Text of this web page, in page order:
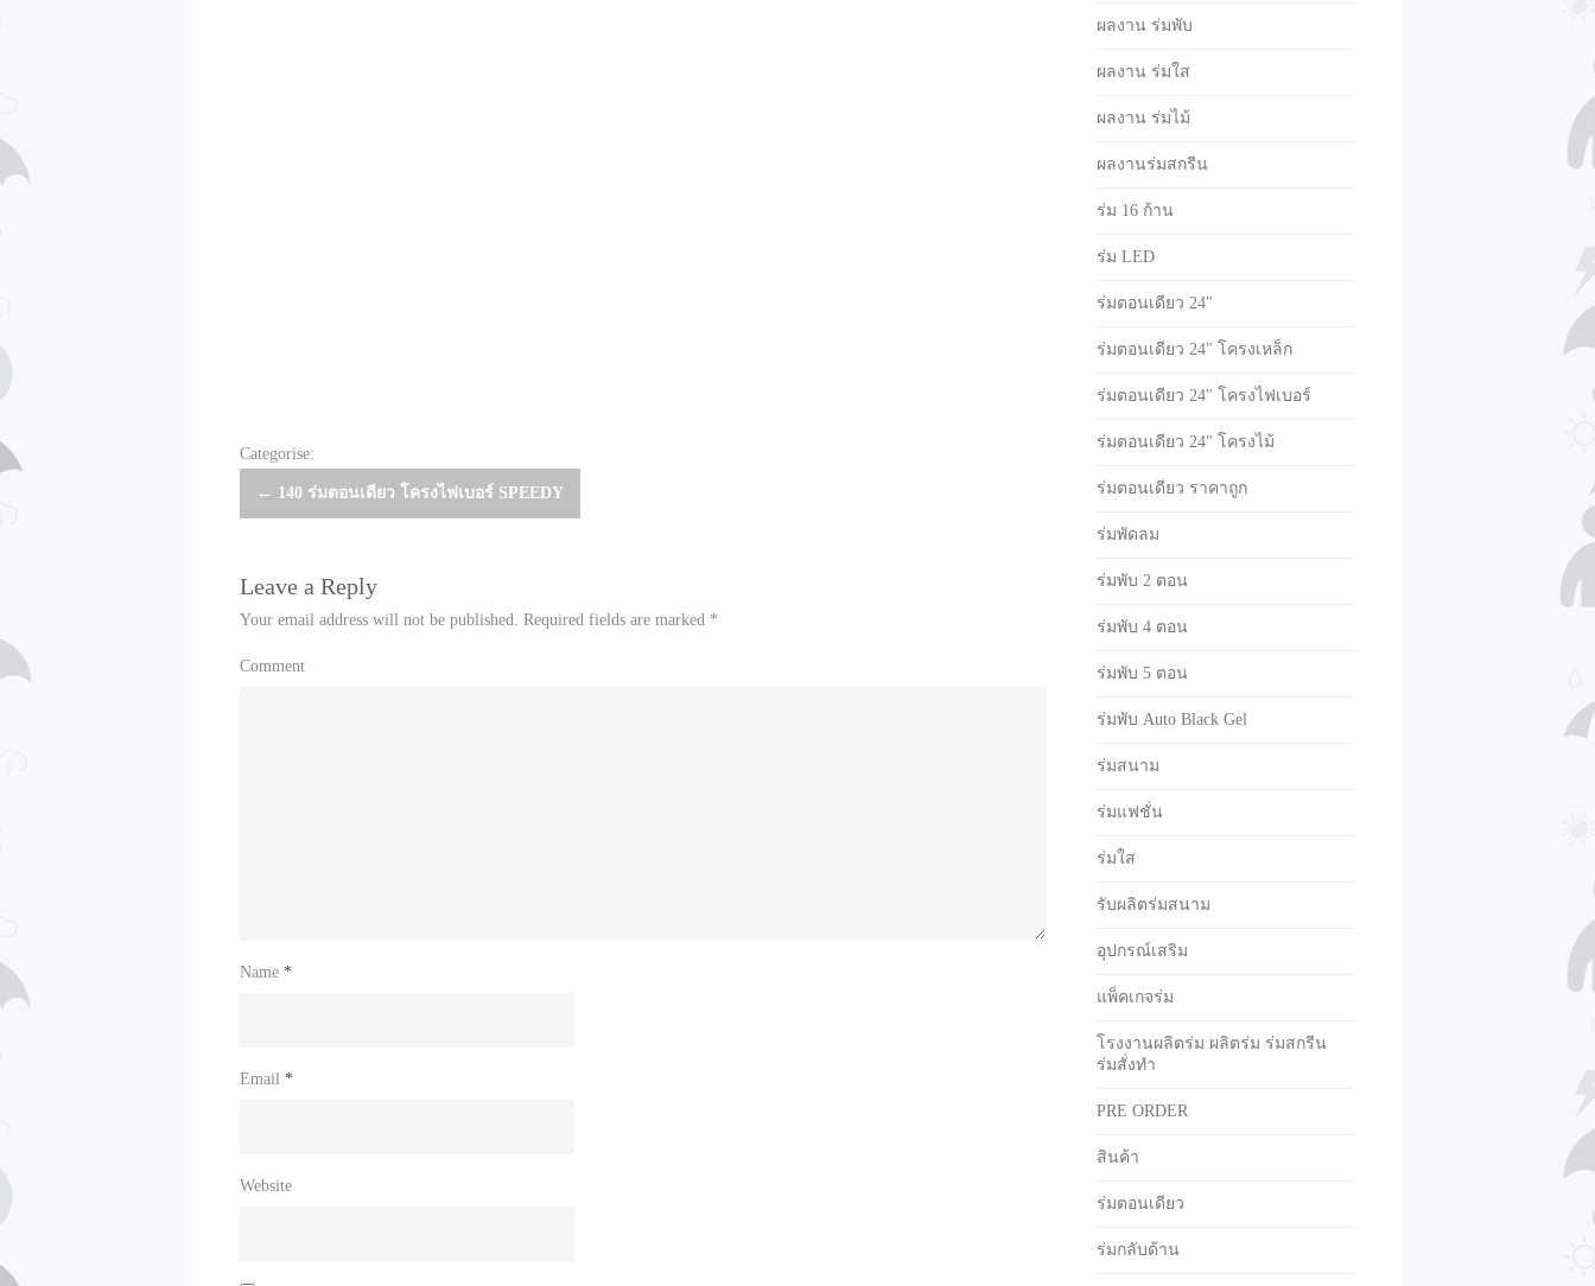
Categorise:
Post
← 140 ร่มตอนเดียว โครงไฟเบอร์ SPEEDY
Leave a Reply
Your email address will not be published. Required fields are marked *
Comment
Name *
Email *
Website
ผลงาน ร่มพับ
ผลงาน ร่มใส
ผลงาน ร่มไม้
ผลงานร่มสกรีน
ร่ม 16 ก้าน
ร่ม LED
ร่มตอนเดียว 24"
ร่มตอนเดียว 24" โครงเหล็ก
ร่มตอนเดียว 24" โครงไฟเบอร์
ร่มตอนเดียว 24" โครงไม้
ร่มตอนเดียว ราคาถูก
ร่มพัดลม
ร่มพับ 2 ตอน
ร่มพับ 4 ตอน
ร่มพับ 5 ตอน
ร่มพับ Auto Black Gel
ร่มสนาม
ร่มแฟชั่น
ร่มใส
รับผลิตร่มสนาม
อุปกรณ์เสริม
แพ็คเกจร่ม
โรงงานผลิตร่ม ผลิตร่ม ร่มสกรีน
ร่มสั่งทำ
PRE ORDER
สินค้า
ร่มตอนเดียว
ร่มกลับด้าน